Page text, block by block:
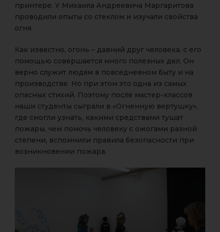
принтере. У Михаила Андреевича Маргаритова
проводили опыты со стеклом и изучали свойства
огня.
Как известно, огонь – давний друг человека, с его
помощью совершается много полезных дел. Он
верно служит людям в повседневном быту и на
производстве. Но при этом это одна из самых
опасных стихий. Поэтому после мастер-классов
наши студенты сыграли в «Огненную вертушку»,
где смогли узнать, какими средствами тушат
пожары, чем помочь человеку с ожогами разной
степени, вспомнили правила безопасности при
возникновении пожара.